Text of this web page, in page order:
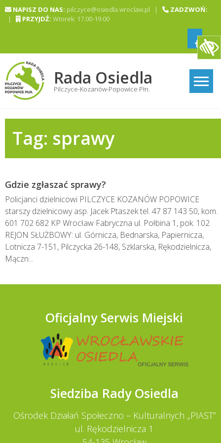
Skip NAPISZ DO NAS: pilczyce@osiedla.wroclaw.pl |
ZADZWOŃ:
|
PRZYJDŹ: Wtorek: 17.00-19.00
Rada Osiedla
Pilczyce-Kozanów-Popowice Płn.
Tag: sprawy
Gdzie zgłaszać sprawy?
Policjanci dzielnicowi PILCZYCE KOZANÓW POPOWICE
starszy dzielnicowy asp. Jacek Ptaszek tel. 47 87 143 50, kom.
601 702 682 KP Wrocław Fabryczna ul. Połbina 1, pok. 102
REJON SŁUŻBOWY: ul. Górnicza, Bednarska, Papiernicza,
Lotnicza 7-151, Pilczycka 26-148, Szklarska, Rękodzielnicza,
Mączn...
Oficjalny Serwis Miejski
Siedziba Rady Osiedla
Ośrodek Działań Społeczno – Kulturalnych „PIAST”
ul. Rękodzielnicza 1